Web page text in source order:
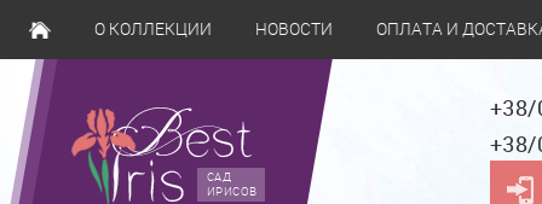
О КОЛЛЕКЦИИ НОВОСТИ ОПЛАТА И
САД
ИРИСОВ